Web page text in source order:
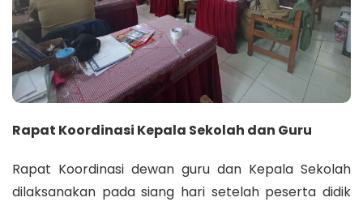
Rapat Koordinasi Kepala Sekolah dan Guru
Rapat Koordinasi dewan guru dan Kepala Sekolah
dilaksanakan pada siang hari setelah peserta didik